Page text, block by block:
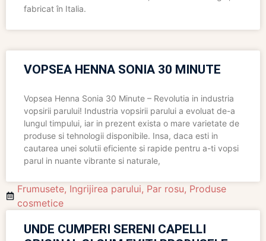
fabricat în Italia.
VOPSEA HENNA SONIA 30 MINUTE
Vopsea Henna Sonia 30 Minute – Revolutia in industria
vopsirii parului! Industria vopsirii parului a evoluat de-a
lungul timpului, iar in prezent exista o mare varietate de
produse si tehnologii disponibile. Insa, daca esti in
cautarea unei solutii eficiente si rapide pentru a-ti vopsi
parul in nuante vibrante si naturale,
Frumusete, Ingrijirea parului, Par rosu, Produse
cosmetice
UNDE CUMPERI SERENI CAPELLI